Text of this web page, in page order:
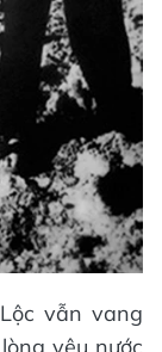
vẫn vang